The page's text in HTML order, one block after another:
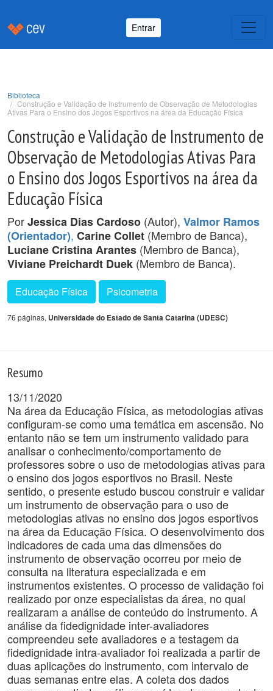
Entrar
Biblioteca
Construção e Validação de Instrumento de Observação de Metodologias
Ativas Para o Ensino dos Jogos Esportivos na área da Educação Física
Construção e Validação de Instrumento de
Observação de Metodologias Ativas Para
o Ensino dos Jogos Esportivos na área da
Educação Física
PorJessica Dias Cardoso (Autor), Valmor Ramos
(Orientador), Carine Collet (Membro de Banca),
Luciane Cristina Arantes (Membro de Banca),
Viviane Preichardt Duek (Membro de Banca).
Educação Física Psicometria
76 páginas, Universidade do Estado de Santa Catarina (UDESC)
Resumo
13/11/2020
Na área da Educação Física, as metodologias ativas
configuram-se como uma temática em ascensão. No
entanto não se tem um instrumento validado para
analisar o conhecimento/comportamento de
professores sobre o uso de metodologias ativas para
o ensino dos jogos esportivos no Brasil. Neste
sentido, o presente estudo buscou construir e validar
um instrumento de observação para o uso de
metodologias ativas no ensino dos jogos esportivos
na área da Educação Física. O desenvolvimento dos
indicadores de cada uma das dimensões do
instrumento de observação ocorreu por meio de
consulta na literatura especializada e em
instrumentos existentes. O processo de validação foi
realizado por onze especialistas da área, no qual
realizaram a análise de conteúdo do instrumento. A
análise da fidedignidade inter-avaliadores
compreendeu sete avaliadores e a testagem da
fidedignidade intra-avaliador foi realizada a partir de
duas aplicações do instrumento, com intervalo de
duas semanas entre elas. A coleta dos dados